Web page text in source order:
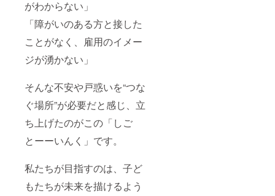
がわからない」
「障がいのある方と接した
ことがなく、雇用のイメー
ジが湧かない」
そんな不安や戸惑いを“つな
ぐ場所”が必要だと感じ、立
ち上げたのがこの「しご
とーーいんく」です。
私たちが目指すのは、子ど
もたちが未来を描けるよう